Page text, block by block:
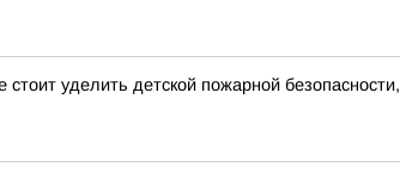
уделить детской пожарной